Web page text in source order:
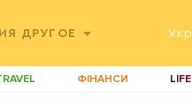
ДРУГОЕ Укр
ФІНАНСИ LIFE